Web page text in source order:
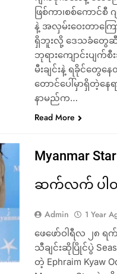
ဖြစ်ကာ၊စစ်ကောင်
နဲ့ အလှမ်းဝေးတာက
ရှိဘူးလို့ ဒေသခံတွေဆီ
ဘုရားကျောင်းပျ
မီးချင်းနဲ့ ရခိုင်တွေ
တောင်ပေါ်မှာရှိတဲ့နေ
နာမည်က…
Read More
Myanmar
ဆက်လက် ပါ
Admin 1 Year
ဖေဖော်ဝါရီလ ၂၈ ရ
သီချင်းဆိုပြိုင်ပွဲ
တဲ့ Ephraim Kyaw